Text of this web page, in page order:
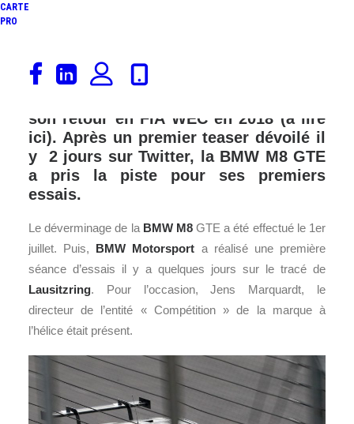
CARTE
PRO
LesVoitures.com vous avait dévoilé en
exclusivité, dès septembre 2016, le
son retour en FIA WEC en 2018 (à lire
ici). Après un premier teaser dévoilé il
y 2 jours sur Twitter, la BMW M8 GTE
a pris la piste pour ses premiers
essais.
Le déverminage de la BMWM8GTE a été effectué le 1er
juillet. Puis, BMW Motorsport a réalisé une première
séance d’essais il y a quelques jours sur le tracé de
Lausitzring. Pour l’occasion, Jens Marquardt, le
directeur de l’entité « Compétition » de la marque à
l’hélice était présent.